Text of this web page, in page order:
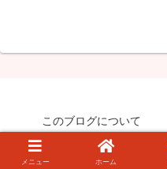
このブログについて
© 2008-2026 知らなき
メニュー ホーム